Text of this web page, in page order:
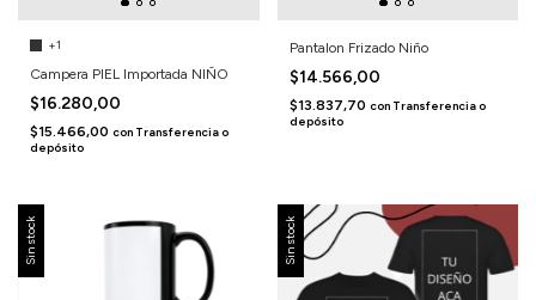
+1
Campera PIEL Importada NIÑO
$16.280,00
$15.466,00 con Transferencia o
depósito
Pantalon Frizado Niño
$14.566,00
$13.837,70 con Transferencia o
depósito
Sin stock Sin stock